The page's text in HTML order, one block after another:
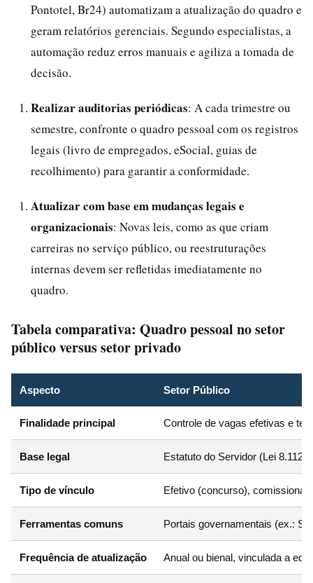
Pontotel, Br24) automatizam a atualização do quadro e
geram relatórios gerenciais. Segundo especialistas, a
automação reduz erros manuais e agiliza a tomada de
decisão.
Realizar auditorias periódicas: A cada trimestre ou
semestre, confronte o quadro pessoal com os registros
legais (livro de empregados, eSocial, guias de
recolhimento) para garantir a conformidade.
Atualizar com base em mudanças legais e
organizacionais: Novas leis, como as que criam
carreiras no serviço público, ou reestruturações
internas devem ser refletidas imediatamente no
quadro.
Tabela comparativa: Quadro pessoal no setor
público versus setor privado
Aspecto Setor Público
Finalidade principal Controle de vagas efetivas e
Base legal Estatuto do Servidor (Lei
Tipo de vínculo Efetivo (concurso),
Ferramentas comuns Portais governamentais (ex.:
Frequência de atualização Anual ou bienal, vinculada a